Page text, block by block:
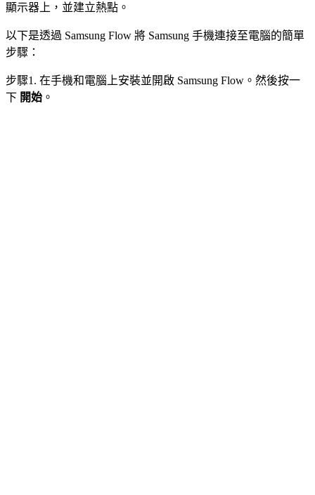
顯示器上，並建立熱點。
以下是透過 Samsung Flow 將 Samsung 手機連接至電腦的簡單
步驟：
步驟1. 在手機和電腦上安裝並開啟 Samsung Flow。然後按一
下 開始 。